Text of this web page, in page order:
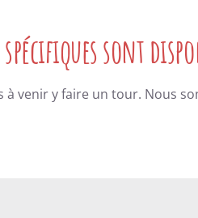
sont
à venir y faire un tour. Nous